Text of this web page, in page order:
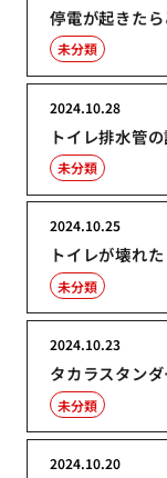
停電が起きた
未分類
トイレ排水管
2024.10.28
未分類
トイレが壊れ
2024.10.25
未分類
タカラスタン
2024.10.23
未分類
2024.10.20